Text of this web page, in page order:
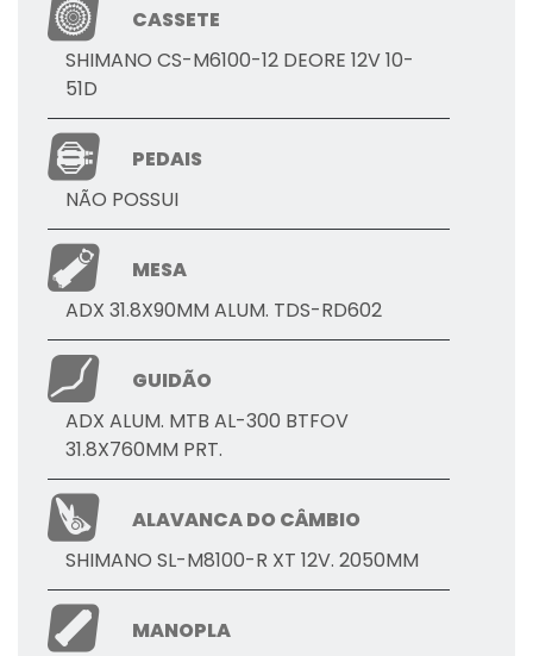
CASSETE
SHIMANO CS-M6100-12 DEORE 12V 10-
51D
PEDAIS
NÃO POSSUI
MESA
ADX 31.8X90MM ALUM. TDS-RD602
GUIDÃO
ADX ALUM. MTB AL-300 BTFOV
31.8X760MM PRT.
ALAVANCA DO CÂMBIO
SHIMANO SL-M8100-R XT 12V. 2050MM
MANOPLA